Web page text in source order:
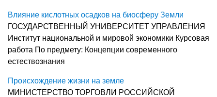
Влияние кислотных осадков на биосферу Земли
ГОСУДАРСТВЕННЫЙ УНИВЕРСИТЕТ УПРАВЛЕНИЯ
Институт национальной и мировой экономики Курсовая
работа По предмету: Концепции современного
естествознания
Происхождение жизни на земле
МИНИСТЕРСТВО ТОРГОВЛИ РОССИЙСКОЙ